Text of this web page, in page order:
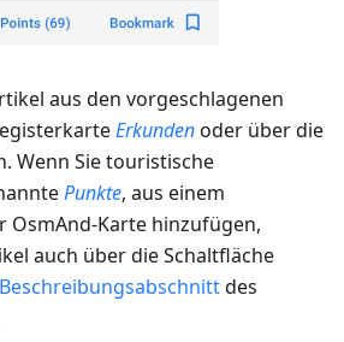
aus den vorgeschlagenen
Erkundenoder über die
Wenn Sie touristische
Punkte, aus einem
OsmAnd-Karte hinzufügen,
auch über die Schaltfläche
Beschreibungsabschnittdes